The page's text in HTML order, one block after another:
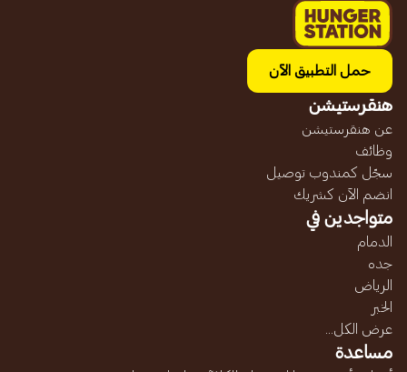
حمل التطبيق الآن
هنقرستيشن
عن هنقرستيشن
وظائف
سجّل كمندوب توصيل
انضم الآن كشريك
متواجدين في
الدمام
جده
الرياض
الخبر
عرض الكل...
مساعدة